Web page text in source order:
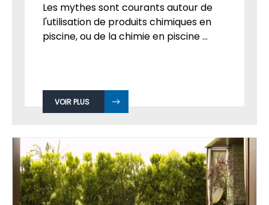
Les mythes sont courants autour de
l'utilisation de produits chimiques en
piscine, ou de la chimie en piscine ...
VOIR PLUS